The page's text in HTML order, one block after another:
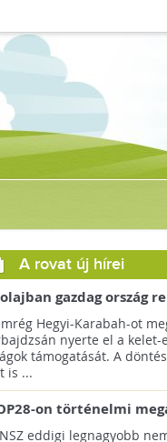
A rovat új hírei
olajban gazdag ország
a COP29 klímacsúcsot
Hegyi-Karabah-ot
nyerte el a kelet-
támogatását. A
is ...
on történelmi
- Összefoglaló az
eddigi legnagyobb